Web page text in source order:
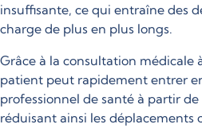
insuffisante, ce qui entraîne des
charge de plus en plus longs.
Grâce à la consultation médicale
patient peut rapidement entrer
professionnel de santé à partir de
réduisant ainsi les déplacements